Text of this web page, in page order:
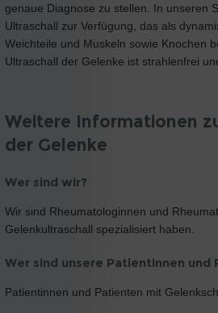
genaue Diagnose zu stellen. In unseren
Ultraschall zur Verfügung, das als
Weichteile und Muskeln sowie Knochen
Ultraschall der Gelenke ist strahlenfrei
Weitere Informationen
der Gelenke
Wer sind wir?
Wir sind Rheumatologinnen und
Gelenkultraschall spezialisiert haben.
Wer sind unsere Patientinnen und
Patientinnen und Patienten mit